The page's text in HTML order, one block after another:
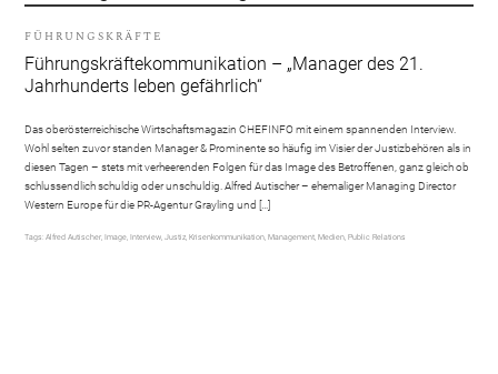
FÜHRUNGSKRÄFTE
Führungskräftekommunikation – „Manager des 21.
Jahrhunderts leben gefährlich“
Das oberösterreichische Wirtschaftsmagazin CHEFINFO mit einem spannenden Interview.
Wohl selten zuvor standen Manager & Prominente so häufig im Visier der Justizbehören als in
diesen Tagen – stets mit verheerenden Folgen für das Image des Betroffenen, ganz gleich ob
schlussendlich schuldig oder unschuldig. Alfred Autischer – ehemaliger Managing Director
Western Europe für die PR-Agentur Grayling und […]
Tags:Alfred Autischer, Image, Interview,Justiz, Krisenkommunikation, Management, Medien, Public Relations